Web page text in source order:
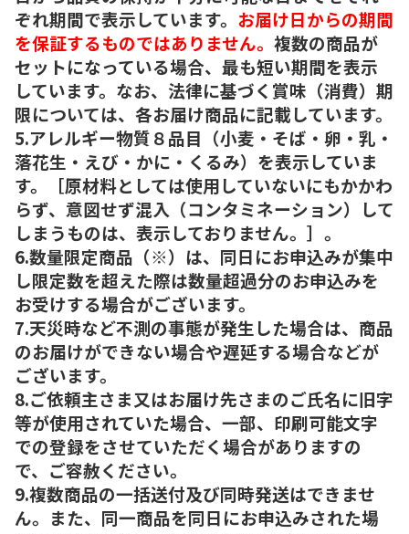
ぞれ期間で表示しています。 お届け日からの期間
を保証するものではありません。 複数の商品が
セットになっている場合、最も短い期間を表示
しています。なお、法律に基づく賞味（消費）期
限については、各お届け商品に記載しています。
5.アレルギー物質８品目（小麦・そば・卵・乳・
落花生・えび・かに・くるみ）を表示していま
す。［原材料としては使用していないにもかかわ
らず、意図せず混入（コンタミネーション）して
しまうものは、表示しておりません。］。
6.数量限定商品（※）は、同日にお申込みが集中
し限定数を超えた際は数量超過分のお申込みを
お受けする場合がございます。
7.天災時など不測の事態が発生した場合は、商品
のお届けができない場合や遅延する場合などが
ございます。
8.ご依頼主さま又はお届け先さまのご氏名に旧字
等が使用されていた場合、一部、印刷可能文字
での登録をさせていただく場合がありますの
で、ご容赦ください。
9.複数商品の一括送付及び同時発送はできませ
ん。また、同一商品を同日にお申込みされた場